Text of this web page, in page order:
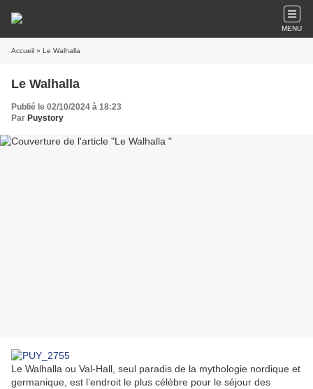
MENU
Accueil » Le Walhalla
Le Walhalla
Publié le 02/10/2024 à 18:23
Par Puystory
Le Walhalla ou Val-Hall, seul paradis de la mythologie nordique et
germanique, est l’endroit le plus célèbre pour le séjour des